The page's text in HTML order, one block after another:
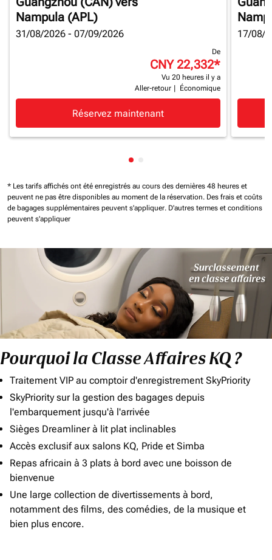
Nampula (APL)
31/08/2026 - 07/09/2026
De
CNY 22,332*
Vu 20 heures il y a
Aller-retour
Économique
Réservez maintenant
17/08/
Affichage de cmp-pagination-
* Les tarifs affichés ont été enregistrés au cours des dernières 48 heures et
peuvent ne pas être disponibles au moment de la réservation. Des frais et coûts
de bagages supplémentaires peuvent s'appliquer. D'autres termes et conditions
peuvent s'appliquer
Pourquoi la Classe Affaires KQ ?
Traitement VIP au comptoir d'enregistrement SkyPriority
SkyPriority sur la gestion des bagages depuis
l'embarquement jusqu'à l'arrivée
Sièges Dreamliner à lit plat inclinables
Accès exclusif aux salons KQ, Pride et Simba
Repas africain à 3 plats à bord avec une boisson de
bienvenue
Une large collection de divertissements à bord,
notamment des films, des comédies, de la musique et
bien plus encore.